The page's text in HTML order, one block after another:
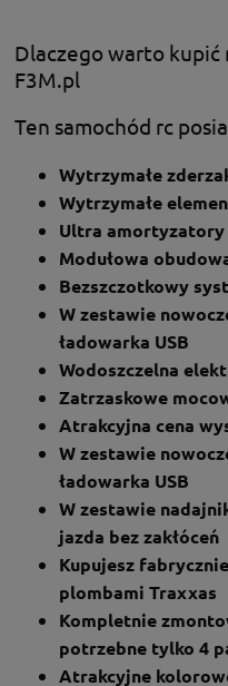
Dlaczego warto kupić
F3M.pl
Ten samochód rc
Wytrzymałe
Wytrzymałe
Ultra amortyzatory
Modułowa
Bezszczotkowy
W zestawie
ładowarka USB
Wodoszczelna
Zatrzaskowe
Atrakcyjna cena
W zestawie
ładowarka USB
W zestawie
jazda bez zakłóceń
Kupujesz
plombami Traxxas
Kompletnie
potrzebne tylko 4
Atrakcyjne